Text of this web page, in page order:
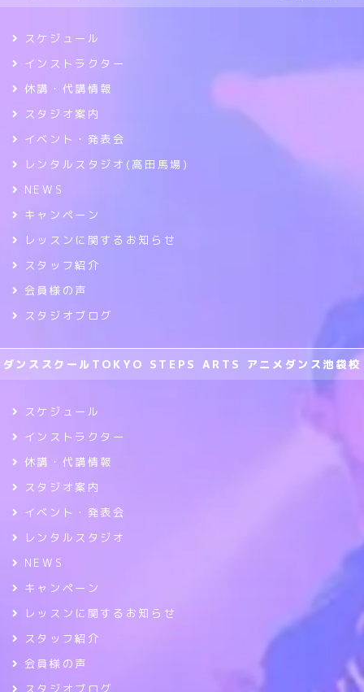
スケジュール
インストラクター
休講・代講情報
スタジオ案内
イベント・発表会
レンタルスタジオ(高田馬場)
NEWS
キャンペーン
レッスンに関するお知らせ
スタッフ紹介
会員様の声
スタジオブログ
ダンススクールTOKYO STEPS ARTS アニメダンス池袋校
スケジュール
インストラクター
休講・代講情報
スタジオ案内
イベント・発表会
レンタルスタジオ
NEWS
キャンペーン
レッスンに関するお知らせ
スタッフ紹介
会員様の声
スタジオブログ